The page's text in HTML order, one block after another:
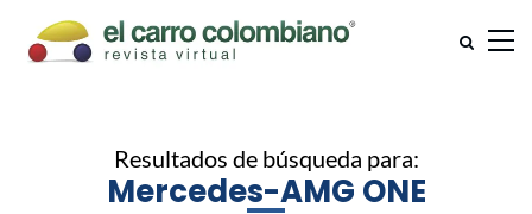
Resultados de búsqueda para:
Mercedes-AMG ONE